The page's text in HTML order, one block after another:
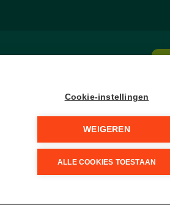
CONTACT SCHRIJF U IN
Cookie-instellingen
WEIGEREN
ALLE COOKIES TOESTAAN